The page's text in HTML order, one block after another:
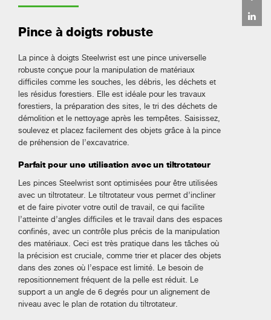
Pince à doigts robuste
La pince à doigts Steelwrist est une pince universelle
robuste conçue pour la manipulation de matériaux
difficiles comme les souches, les débris, les déchets et
les résidus forestiers. Elle est idéale pour les travaux
forestiers, la préparation des sites, le tri des déchets de
démolition et le nettoyage après les tempêtes. Saisissez,
soulevez et placez facilement des objets grâce à la pince
de préhension de l’excavatrice.
Parfait pour une utilisation avec un tiltrotateur
Les pinces Steelwrist sont optimisées pour être utilisées
avec un tiltrotateur. Le tiltrotateur vous permet d’incliner
et de faire pivoter votre outil de travail, ce qui facilite
l’atteinte d’angles difficiles et le travail dans des espaces
confinés, avec un contrôle plus précis de la manipulation
des matériaux. Ceci est très pratique dans les tâches où
la précision est cruciale, comme trier et placer des objets
dans des zones où l’espace est limité. Le besoin de
repositionnement fréquent de la pelle est réduit. Le
support a un angle de 6 degrés pour un alignement de
niveau avec le plan de rotation du tiltrotateur.